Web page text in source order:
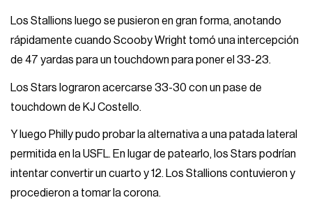
Los Stallions luego se pusieron en gran forma, anotando
rápidamente cuando Scooby Wright tomó una intercepción
de 47 yardas para un touchdown para poner el 33-23.
Los Stars lograron acercarse 33-30 con un pase de
touchdown de KJ Costello.
Y luego Philly pudo probar la alternativa a una patada lateral
permitida en la USFL. En lugar de patearlo, los Stars podrían
intentar convertir un cuarto y 12. Los Stallions contuvieron y
procedieron a tomar la corona.